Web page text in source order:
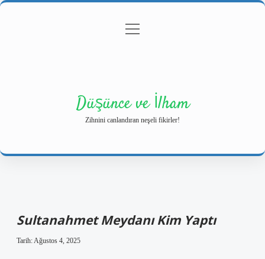
Gizlilik Politikası
menüyü
Düşünce ve İlham
Zihnini canlandıran neşeli fikirler!
Sultanahmet Meydanı Kim Yaptı
Tarih: Ağustos 4, 2025